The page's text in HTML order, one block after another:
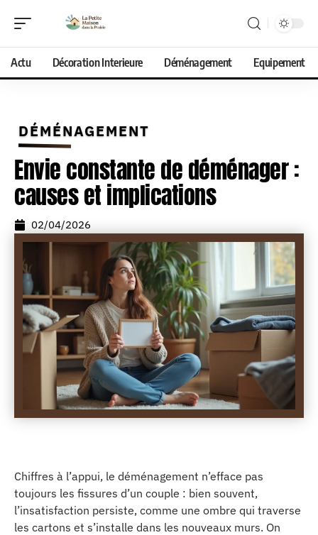
Actu Décoration Interieure Déménagement Equipement
DÉMÉNAGEMENT
Envie constante de déménager :
causes et implications
02/04/2026
Chiffres à l’appui, le déménagement n’efface pas
toujours les fissures d’un couple : bien souvent,
l’insatisfaction persiste, comme une ombre qui traverse
les cartons et s’installe dans les nouveaux murs. On